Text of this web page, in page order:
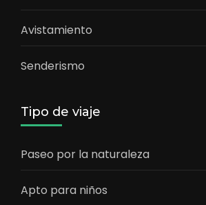
Avistamiento
Senderismo
Tipo de viaje
Paseo por la naturaleza
Apto para niños